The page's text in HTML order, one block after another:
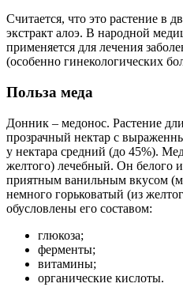
Считается, что это растение в
экстракт алоэ. В народной
применяется для лечения
(особенно гинекологических
Польза меда
Донник – медонос. Растение
прозрачный нектар с
у нектара средний (до 45%).
желтого) лечебный. Он белого
приятным ванильным вкусом
немного горьковатый (из
обусловлены его составом:
глюкоза;
ферменты;
витамины;
органические кислоты.